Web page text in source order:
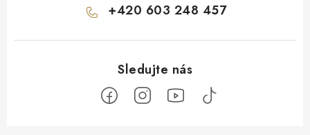
+420 603 248 457